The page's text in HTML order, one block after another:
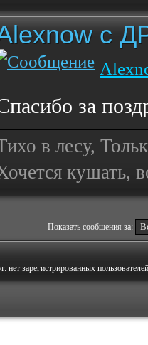
c
за
в лесу,
кушать,
Показать сообщения за:
зарегистрированных